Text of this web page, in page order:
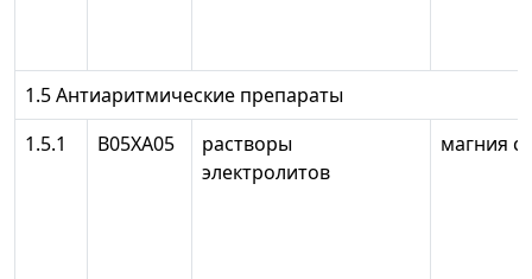
1.5 Антиаритмические препараты
1.5.1
В05ХА05
растворы
электролитов
магния